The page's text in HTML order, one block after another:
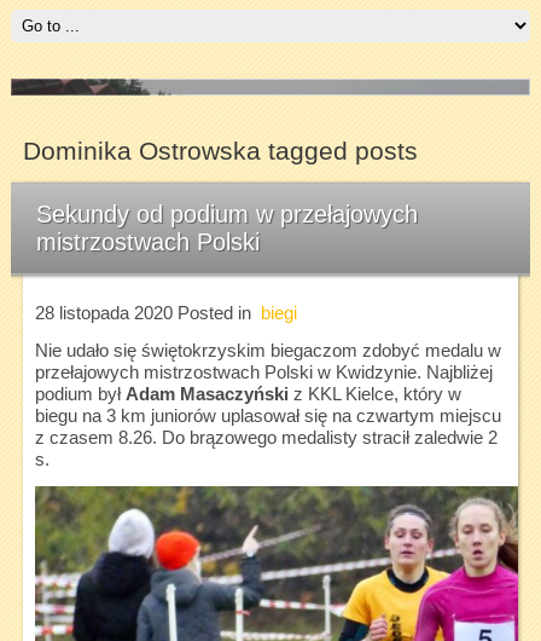
Czytaj więcej
Czytaj więcej
Dominika Ostrowska tagged posts
Sekundy od podium w przełajowych
mistrzostwach Polski
28 listopada 2020Posted in
biegi
Nie udało się świętokrzyskim biegaczom zdobyć medalu w
przełajowych mistrzostwach Polski w Kwidzynie. Najbliżej
podium był Adam Masaczyński z KKL Kielce, który w
biegu na 3 km juniorów uplasował się na czwartym miejscu
z czasem 8.26. Do brązowego medalisty stracił zaledwie 2
s.